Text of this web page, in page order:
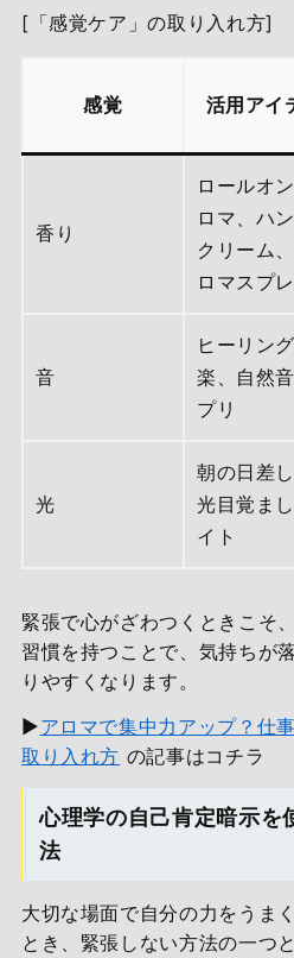
[「感覚ケア」の取り入れ方]
感覚 活用アイ
香り
ロールオ
ロマ、ハ
クリーム
ロマスプ
音
ヒーリン
楽、自然
プリ
光
朝の日差し
光目覚ま
イト
緊張で心がざわつくときこそ
習慣を持つことで、気持ちが
りやすくなります。
▶アロマで集中力アップ？仕
取り入れ方 の記事はコチラ
心理学の自己肯定暗示を
法
大切な場面で自分の力をうま
とき、緊張しない方法の一つ